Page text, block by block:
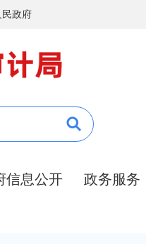
民政府
信息公开 政务服务